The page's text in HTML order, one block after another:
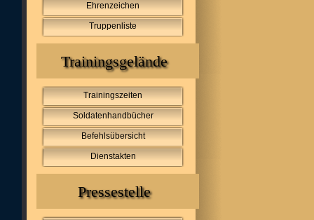
Ehrenzeichen
Truppenliste
Trainingsgelände
Trainingszeiten
Soldatenhandbücher
Befehlsübersicht
Dienstakten
Pressestelle